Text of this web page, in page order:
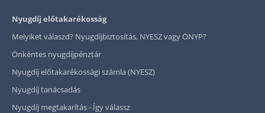
Nyugdíj előtakarékosság
Melyiket válaszd? Nyugdíjbiztosítás, NYESZ vagy ÖNYP?
Önkéntes nyugdíjpénztár
Nyugdíj előtakarékossági számla (NYESZ)
Nyugdíj tanácsadás
Nyugdíj megtakarítás - Így válassz